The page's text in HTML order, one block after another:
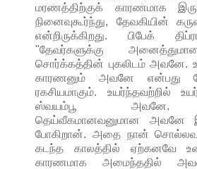
மரணத்திற்குக் காரணமாக
நினைவுகூர்ந்து, தேவகியின்
என்றிருக்கிறது. பிபேக்
"தேவர்களுக்கு
சொர்க்கத்தின் புகலிடம் அவனே.
காரணனும் அவனே என்பது
ரகசியமாகும். உயர்ந்தவற்றில்
ஸ்வயம்பூ அவனே.
தெய்வீகமானவனுமான அவனே
போகிறான். அதை நான்
கடந்த காலத்தில் ஏற்கனவே
காரணமாக அமைந்ததில்